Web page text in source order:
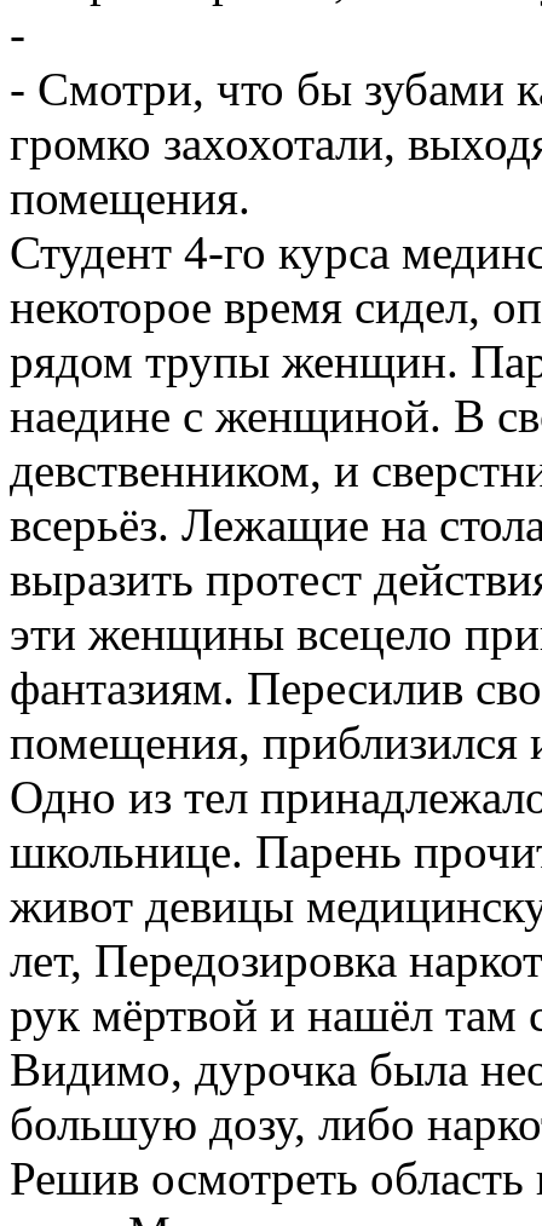
-
- Смотри, что бы зубами
громко захохотали,
помещения.
Студент 4-го курса
некоторое время сидел,
рядом трупы женщин.
наедине с женщиной. В
девственником, и
всерьёз. Лежащие на
выразить протест
эти женщины всецело
фантазиям. Пересилив
помещения, приблизился
Одно из тел
школьнице. Парень
живот девицы
лет, Передозировка
рук мёртвой и нашёл там
Видимо, дурочка была
большую дозу, либо
Решив осмотреть область